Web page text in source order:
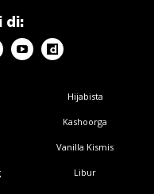
majikan
Timur Tengah,
di:
Hijabista
Kashoorga
Vanilla Kismis
Libur